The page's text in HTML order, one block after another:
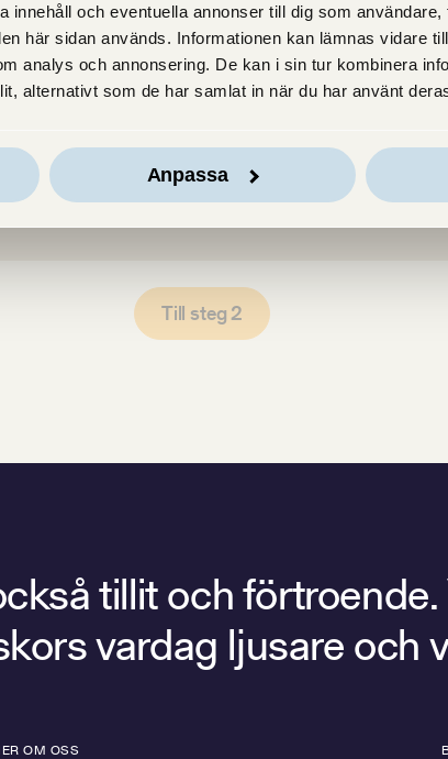
innehåll och eventuella annonser till dig som
här sidan används. Informationen kan lämnas vidare
analys och annonsering. De kan i sin tur kombinera
alternativt som de har samlat in när du har använt
Anpassa
3-glasfönster
Vanligt på 70- och 80-talet
har?
Till steg 2
tillit och
vardag ljusare och
OM OSS